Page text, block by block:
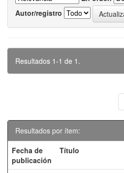
Autor/registro
Resultados 1-1 de 1.
Resultados por ítem:
Fecha de
publicación
Título